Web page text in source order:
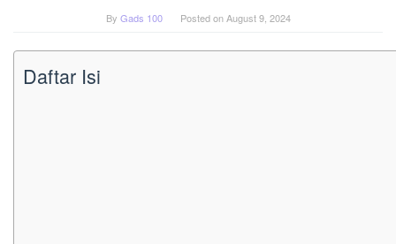
By Gads 100 Posted onAugust 9, 2024
Daftar Isi